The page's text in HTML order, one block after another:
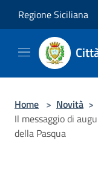
Regione Siciliana
Home > Novità >
Il messaggio di
della Pasqua